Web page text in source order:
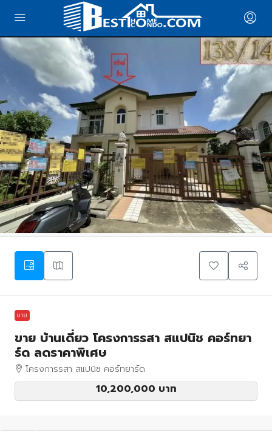
ขาย
ขาย บ้านเดี่ยว โครงการรสา สแปนิช คอร์ทยา
ร์ด ลดราคาพิเศษ
โครงการรสา สแปนิช คอร์ทยาร์ด
10,200,000 บาท